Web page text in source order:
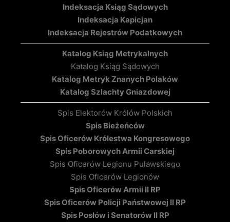
Indeksacja Ksiąg Sądowych
Indeksacja Kapicjan
Indeksacja Rejestrów Podatkowych
Katalog Ksiąg Metrykalnych
Katalog Ksiąg Sądowych
Katalog Metryk Znanych Polaków
Katalog Szlachty Gniazdowej
Spis Elektorów Królów Polskich
Spis Bieżeńców
Spis Oficerów Królestwa Kongresowego
Spis Poborowych Armii Carskiej
Spis Oficerów Legionu Puławskiego
Spis Oficerów Legionów
Spis Oficerów Armii II RP
Spis Oficerów Policji Państwowej II RP
Spis Posłów i Senatorów II RP